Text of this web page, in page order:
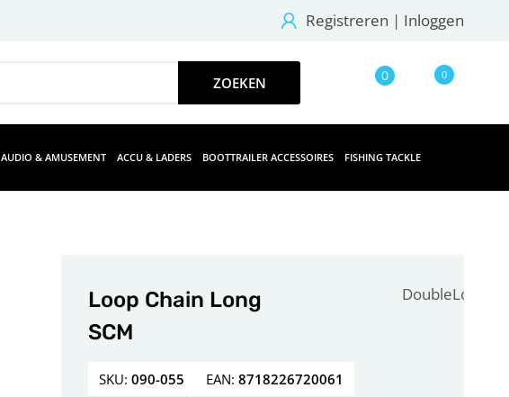
Registreren | Inloggen
0 0
AUDIO & AMUSEMENT ACCU & LADERS BOOTTRAILER ACCESSOIRES FISHING TACKLE
Loop Chain Long
SCM
DoubleLock
SKU:090-055 EAN:8718226720061